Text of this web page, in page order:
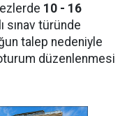
10 - 16
sınav türünde
talep nedeniyle
düzenlenmesi